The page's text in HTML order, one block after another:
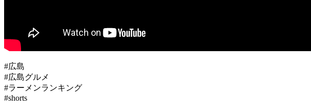
#広島
#広島グルメ
#ラーメンランキング
#shorts